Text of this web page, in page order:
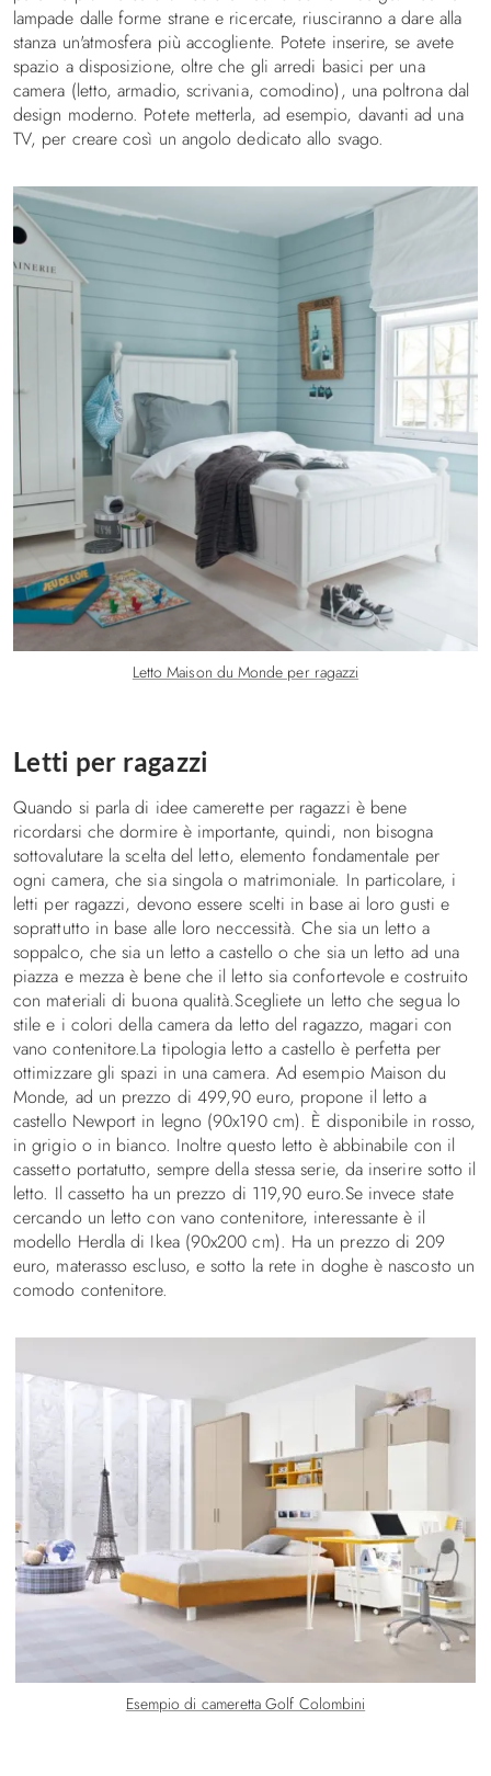
lampade dalle forme strane e ricercate, riusciranno a dare alla
stanza un'atmosfera più accogliente. Potete inserire, se avete
spazio a disposizione, oltre che gli arredi basici per una
camera (letto, armadio, scrivania, comodino), una poltrona dal
design moderno. Potete metterla, ad esempio, davanti ad una
TV, per creare così un angolo dedicato allo svago.
Letto Maison du Monde per ragazzi
Letti per ragazzi
Quando si parla di idee camerette per ragazzi è bene
ricordarsi che dormire è importante, quindi, non bisogna
sottovalutare la scelta del letto, elemento fondamentale per
ogni camera, che sia singola o matrimoniale. In particolare, i
letti per ragazzi, devono essere scelti in base ai loro gusti e
soprattutto in base alle loro neccessità. Che sia un letto a
soppalco, che sia un letto a castello o che sia un letto ad una
piazza e mezza è bene che il letto sia confortevole e costruito
con materiali di buona qualità.Scegliete un letto che segua lo
stile e i colori della camera da letto del ragazzo, magari con
vano contenitore.La tipologia letto a castello è perfetta per
ottimizzare gli spazi in una camera. Ad esempio Maison du
Monde, ad un prezzo di 499,90 euro, propone il letto a
castello Newport in legno (90x190 cm). È disponibile in rosso,
in grigio o in bianco. Inoltre questo letto è abbinabile con il
cassetto portatutto, sempre della stessa serie, da inserire sotto il
letto. Il cassetto ha un prezzo di 119,90 euro.Se invece state
cercando un letto con vano contenitore, interessante è il
modello Herdla di Ikea (90x200 cm). Ha un prezzo di 209
euro, materasso escluso, e sotto la rete in doghe è nascosto un
comodo contenitore.
Esempio di cameretta Golf Colombini